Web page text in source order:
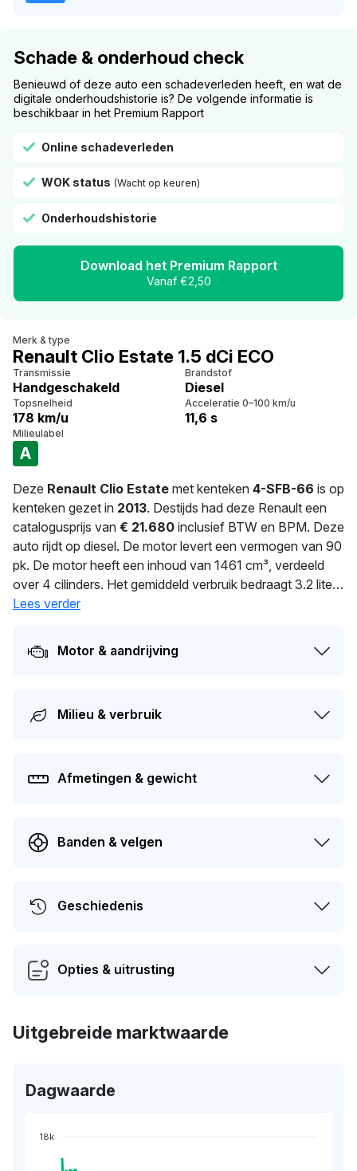
Schade & onderhoud check
Benieuwd of deze auto een schadeverleden heeft, en wat de
digitale onderhoudshistorie is? De volgende informatie is
beschikbaar in het Premium Rapport
Online schadeverleden
WOK status (Wacht op keuren)
Onderhoudshistorie
Download het Premium Rapport
Vanaf €2,50
Merk & type
Renault Clio Estate 1.5 dCi ECO
Transmissie
Handgeschakeld
Brandstof
Diesel
Topsnelheid
178 km/u
Acceleratie 0–100 km/u
11,6 s
Milieulabel
A
Deze Renault Clio Estate met kenteken 4-SFB-66 is op
kenteken gezet in 2013. Destijds had deze Renault een
catalogusprijs van € 21.680 inclusief BTW en BPM. Deze
auto rijdt op diesel. De motor levert een vermogen van 90
pk. De motor heeft een inhoud van 1461 cm³, verdeeld
over 4 cilinders. Het gemiddeld verbruik bedraagt 3.2 liter
per 100 km. Dit model heeft een gewicht van 1.196 kg. De
volgende APK-keuring staat gepland voor 08-06-2027.
Dit voertuig heeft 2 eigenaren gehad in het verleden. Op
Lees verder
Motor & aandrijving
Milieu & verbruik
Afmetingen & gewicht
Banden & velgen
Geschiedenis
Opties & uitrusting
Uitgebreide marktwaarde
Dagwaarde
18k